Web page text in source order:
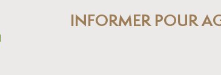
INFORMER POUR